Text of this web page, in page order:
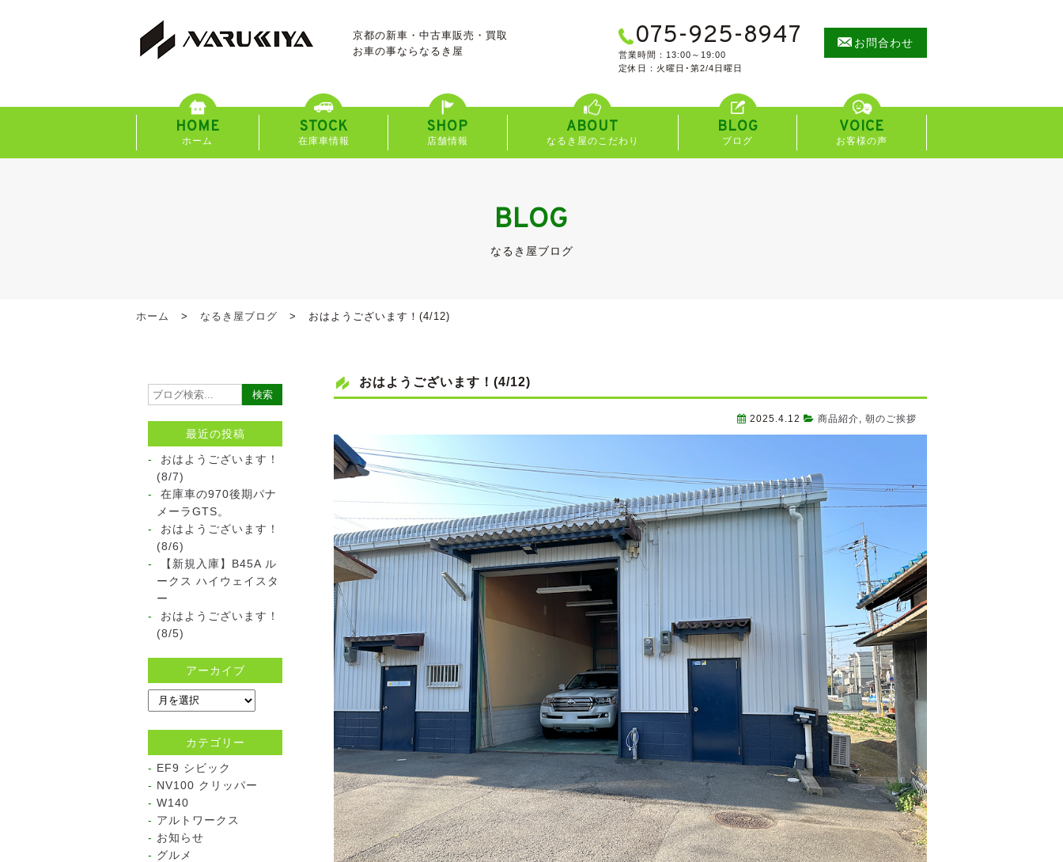
京都の新車・中古車販売・買取
お車の事なら なるき屋
075-925-8947
営業時間：13:00～19:00
定休日：火曜日･第2/4日曜日
お問合わせ
HOME
ホーム
STOCK
在庫車情報
SHOP
店舗情報
ABOUT
なるき屋のこだわり
BLOG
ブログ
VOICE
お客様の声
BLOG
なるき屋ブログ
ホーム なるき屋ブログ おはようございます！(4/12)
おはようございます！(4/12)
2025.4.12 商品紹介 朝のご挨拶
最近の投稿
おはようございます！
(8/7)
在庫車の970後期パナ
メーラGTS。
おはようございます！
(8/6)
【新規入庫】B45A ル
ークス ハイウェイスタ
ー
おはようございます！
(8/5)
アーカイブ
カテゴリー
EF9 シビック
NV100 クリッパー
W140
アルトワークス
お知らせ
グルメ